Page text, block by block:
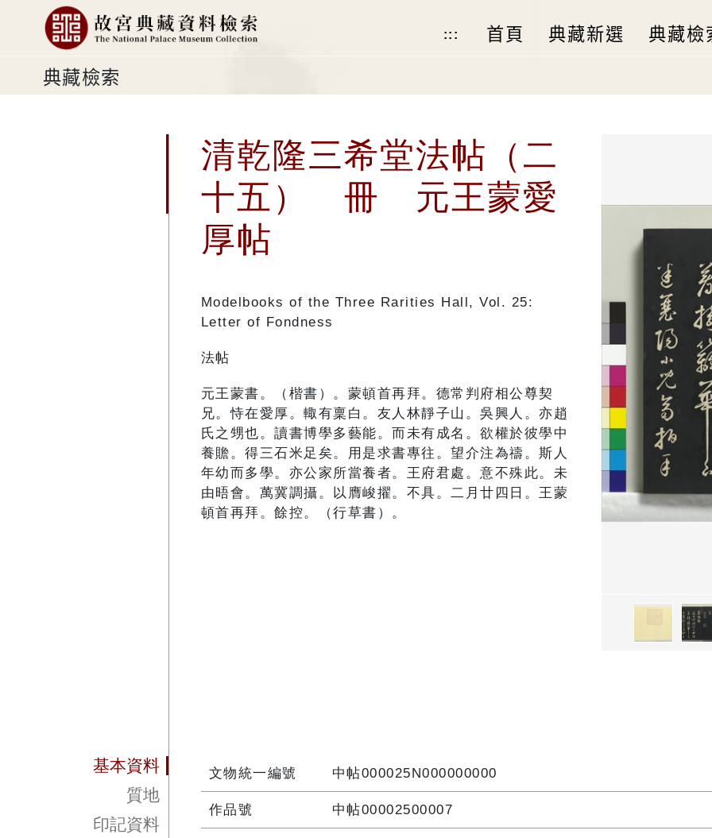
::: 首頁 典藏新選 典藏檢
典藏檢索
清乾隆三希堂法帖（二
十五） 冊 元王蒙愛
厚帖
Modelbooks of the Three Rarities Hall, Vol. 25:
Letter of Fondness
法帖
元王蒙書。（楷書）。蒙頓首再拜。德常判府相公尊契
兄。恃在愛厚。輙有稟白。友人林靜子山。吳興人。亦趙
氏之甥也。讀書博學多藝能。而未有成名。欲權於彼學中
養贍。得三石米足矣。用是求書專往。望介注為禱。斯人
年幼而多學。亦公家所當養者。王府君處。意不殊此。未
由晤會。萬冀調攝。以膺峻擢。不具。二月廿四日。王蒙
頓首再拜。餘控。（行草書）。
基本資料
質地
印記資料
文物統一編號 中帖000025N000000000
作品號 中帖00002500007